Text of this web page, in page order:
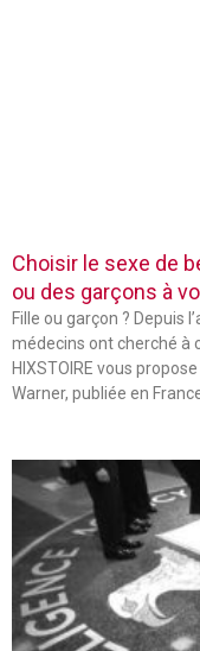
Choisir le sexe de
ou des garçons à
Fille ou garçon ? Depuis
médecins ont cherché à
HIXSTOIRE vous
Warner, publiée en